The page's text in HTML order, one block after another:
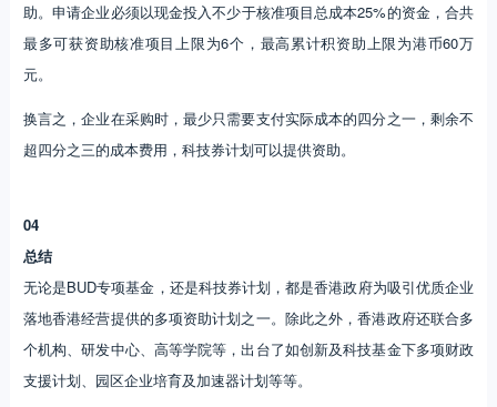
助。申请企业必须以现金投入不少于核准项目总成本25%的资金，合共
最多可获资助核准项目上限为6个，最高累计积资助上限为港币60万
元。
换言之，企业在采购时，最少只需要支付实际成本的四分之一，剩余不
超四分之三的成本费用，科技券计划可以提供资助。
04
总结
无论是BUD专项基金，还是科技券计划，都是香港政府为吸引优质企业
落地香港经营提供的多项资助计划之一。除此之外，香港政府还联合多
个机构、研发中心、高等学院等，出台了如创新及科技基金下多项财政
支援计划、园区企业培育及加速器计划等等。